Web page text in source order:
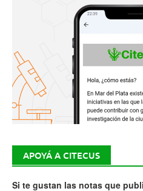
APOYÁ A CITECUS
Si te gustan las notas que